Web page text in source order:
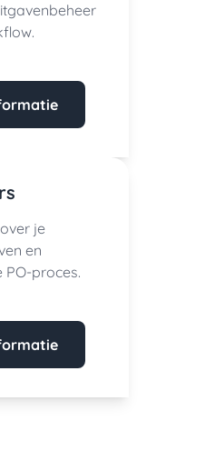
je
en
PO-proces.